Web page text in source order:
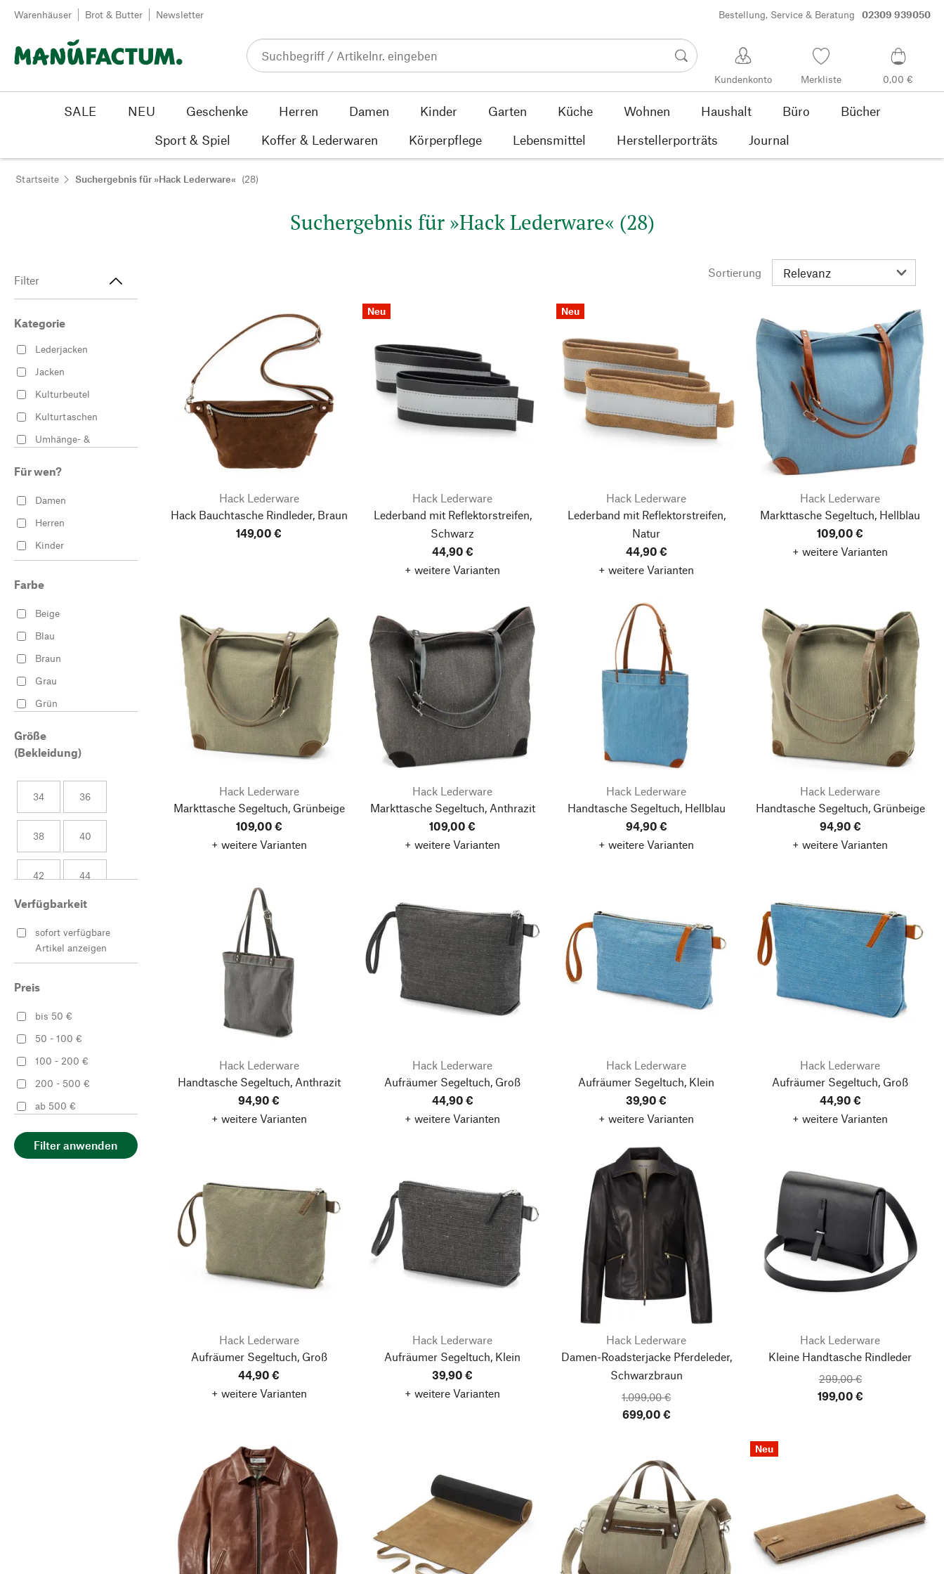
Zum Inhalt springen
Warenhäuser Brot & Butter Newsletter Bestellung, Service & Beratung 02309 939050
Kundenkonto Merkliste 0,00 €
SALE NEU Geschenke Herren Damen Kinder Garten Küche Wohnen Haushalt Büro
Bücher
Sport & Spiel
Koffer & Lederwaren Körperpflege Lebensmittel Herstellerporträts Journal
Startseite Suchergebnis für »Hack Lederware« (28)
Suchergebnis für »Hack Lederware« (28)
Filter
Kategorie
Lederjacken
Jacken
Kulturbeutel
Kulturtaschen
Umhänge- &
Einkaufstaschen & -
Arbeitsbekleidung
Fahrradzubehör
Sitzauflagen
Reisetaschen
Für wen?
Damen
Herren
Kinder
Farbe
Beige
Blau
Braun
Grau
Grün
Größe
(Bekleidung)
34 36
38 40
42 44
50 52
54
58 60
Verfügbarkeit
sofort verfügbare
Artikel anzeigen
Preis
bis 50 €
50 - 100 €
100 - 200 €
200 - 500 €
ab 500 €
Filter anwenden
Sortierung
Hack Lederware
Hack Bauchtasche Rindleder, Braun
149,00 €
Neu
Hack Lederware
Lederband mit Reflektorstreifen,
Schwarz
44,90 €
+ weitere Varianten
Neu
Hack Lederware
Lederband mit Reflektorstreifen,
Natur
44,90 €
+ weitere Varianten
Hack Lederware
Markttasche Segeltuch, Hellblau
109,00 €
+ weitere Varianten
Hack Lederware
Markttasche Segeltuch, Grünbeige
109,00 €
+ weitere Varianten
Hack Lederware
Markttasche Segeltuch, Anthrazit
109,00 €
+ weitere Varianten
Hack Lederware
Handtasche Segeltuch, Hellblau
94,90 €
+ weitere Varianten
Hack Lederware
Handtasche Segeltuch, Grünbeige
94,90 €
+ weitere Varianten
Hack Lederware
Handtasche Segeltuch, Anthrazit
94,90 €
+ weitere Varianten
Hack Lederware
Aufräumer Segeltuch, Groß
44,90 €
+ weitere Varianten
Hack Lederware
Aufräumer Segeltuch, Klein
39,90 €
+ weitere Varianten
Hack Lederware
Aufräumer Segeltuch, Groß
44,90 €
+ weitere Varianten
Hack Lederware
Aufräumer Segeltuch, Groß
44,90 €
+ weitere Varianten
Hack Lederware
Aufräumer Segeltuch, Klein
39,90 €
+ weitere Varianten
Hack Lederware
Damen-Roadsterjacke Pferdeleder,
Schwarzbraun
1.099,00 €
699,00 €
Hack Lederware
Kleine Handtasche Rindleder
299,00 €
199,00 €
Neu